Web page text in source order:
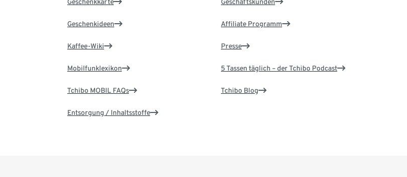
Geschenkideen
Kaffee-Wiki
Mobilfunklexikon
Tchibo MOBIL FAQs
Entsorgung / Inhaltsstoffe
Affiliate Programm
Presse
5 Tassen täglich – der Tchibo Podcast
Tchibo Blog